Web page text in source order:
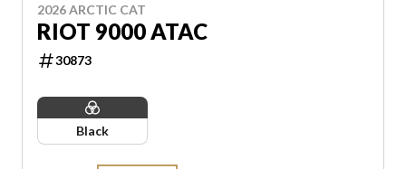
2026 ARCTIC CAT
RIOT 9000 ATAC
30873
Black